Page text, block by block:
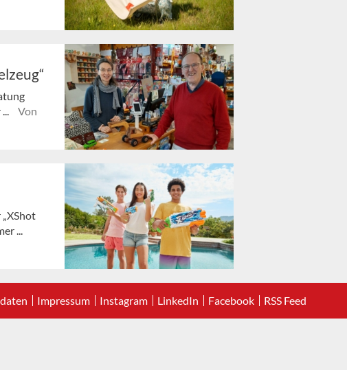
Von
...
Impressum Instagram LinkedIn Facebook RSS Feed